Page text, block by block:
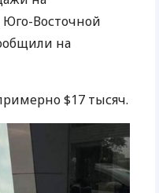
Восточной
на
$17 тысяч.